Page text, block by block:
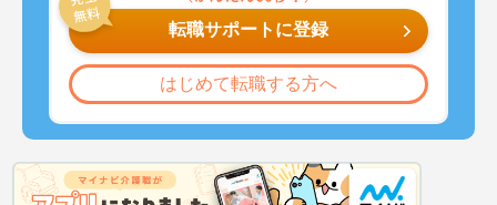
転職サポートに登録
はじめて転職する方へ